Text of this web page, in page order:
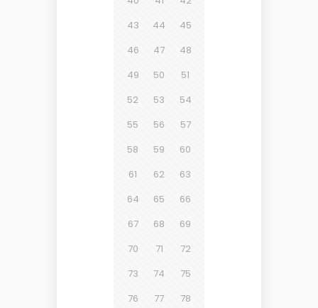
43
44
45
46
47
48
49
50
51
52
53
54
55
56
57
58
59
60
61
62
63
64
65
66
67
68
69
70
71
72
73
74
75
76
77
78